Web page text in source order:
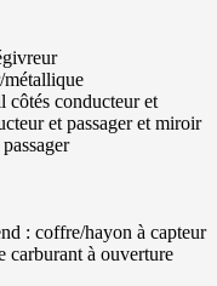
métallique
côtés conducteur et
et passager et miroir
: coffre/hayon à capteur
carburant à ouverture